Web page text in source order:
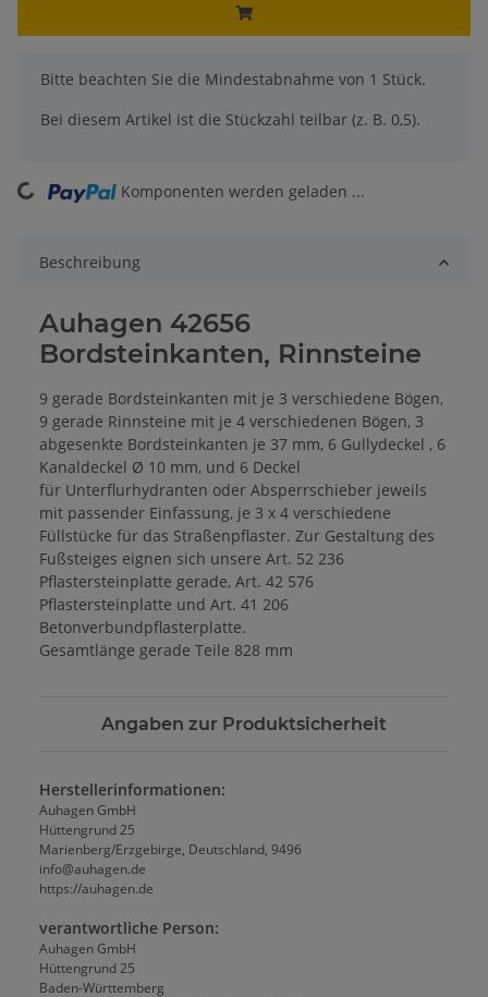
x
Bitte beachten Sie die Mindestabnahme von 1 Stück.
Bei diesem Artikel ist die Stückzahl teilbar (z. B. 0,5).
Komponenten werden geladen ...
Beschreibung
Auhagen 42656
Bordsteinkanten, Rinnsteine
9 gerade Bordsteinkanten mit je 3 verschiedene Bögen,
9 gerade Rinnsteine mit je 4 verschiedenen Bögen, 3
abgesenkte Bordsteinkanten je 37 mm, 6 Gullydeckel , 6
Kanaldeckel Ø 10 mm, und 6 Deckel
für Unterflurhydranten oder Absperrschieber jeweils
mit passender Einfassung, je 3 x 4 verschiedene
Füllstücke für das Straßenpflaster. Zur Gestaltung des
Fußsteiges eignen sich unsere Art. 52 236
Pflastersteinplatte gerade, Art. 42 576
Pflastersteinplatte und Art. 41 206
Betonverbundpflasterplatte.
Gesamtlänge gerade Teile 828 mm
Angaben zur Produktsicherheit
Herstellerinformationen:
Auhagen GmbH
Hüttengrund 25
Marienberg/Erzgebirge, Deutschland, 9496
info@auhagen.de
https://auhagen.de
verantwortliche Person:
Auhagen GmbH
Hüttengrund 25
Baden-Württemberg